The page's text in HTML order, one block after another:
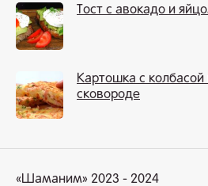
Тост с авокадо и
Картошка с
сковороде
«Шаманим» 2023 - 2024